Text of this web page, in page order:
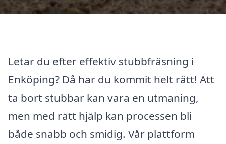
Letar du efter effektiv stubbfräsning i
Enköping? Då har du kommit helt rätt! Att
ta bort stubbar kan vara en utmaning,
men med rätt hjälp kan processen bli
både snabb och smidig. Vår plattform